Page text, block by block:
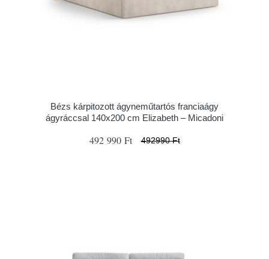
Bézs kárpitozott ágyneműtartós franciaágy
ágyráccsal 140x200 cm Elizabeth – Micadoni
492 990 Ft 492990 Ft